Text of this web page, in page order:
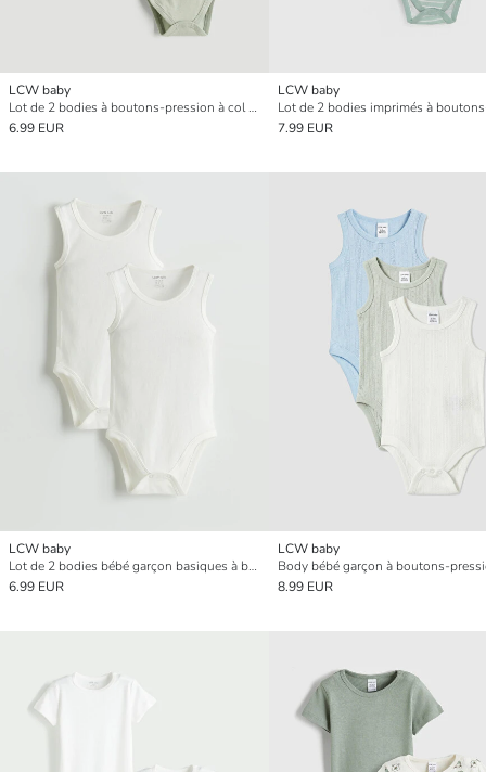
LCW baby
Lot de 2 bodies à boutons-pression à col en V pour bébé fille
6.99 EUR
LCW baby
7.99 EUR
LCW baby
Lot de 2 bodies bébé garçon basiques à boutons-pression
6.99 EUR
LCW baby
8.99 EUR